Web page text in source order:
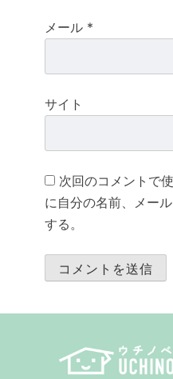
メール *
サイト
次回のコメントで
に自分の名前、メー
する。